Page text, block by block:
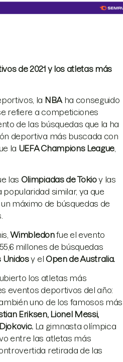
de 2021 y los atletas más
la NBAha conseguido
refiere a competiciones
de las búsquedas que la ha
deportiva más buscada con
la UEFA Champions League
las Olimpiadas de Tokioy las
similar, ya que
máximo de búsquedas de
Wimbledonfue el evento
millones de búsquedas
Unidosy el Open de Australia.
los atletas más
eventos deportivos del año:
uno de los famosos más
Eriksen, Lionel Messi,
La gimnasta olímpica
entre las atletas más
retirada de las